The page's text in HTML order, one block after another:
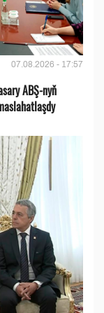
07.08.2026 - 17:57
ABŞ-nyň